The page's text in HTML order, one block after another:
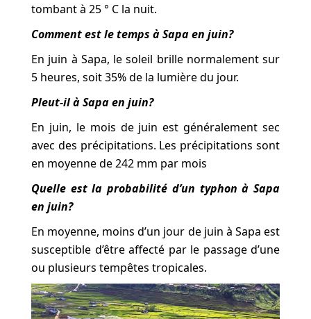
tombant à 25 ° C la nuit.
Comment est le temps à Sapa en juin?
En juin à Sapa, le soleil brille normalement sur
5 heures, soit 35% de la lumière du jour.
Pleut-il à Sapa en juin?
En juin, le mois de juin est généralement sec
avec des précipitations. Les précipitations sont
en moyenne de 242 mm par mois
Quelle est la probabilité d’un typhon à Sapa
en juin?
En moyenne, moins d’un jour de juin à Sapa est
susceptible d’être affecté par le passage d’une
ou plusieurs tempêtes tropicales.